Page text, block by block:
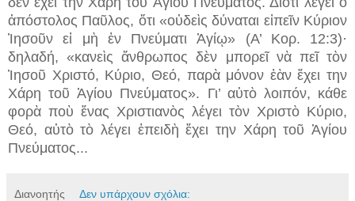
ἀπόστολος Παῦλος, ὅτι «οὐδεὶς δύναται εἰπεῖν Κύριον
Ἰησοῦν εἰ μὴ ἐν Πνεύματι Ἁγίῳ» (Α’ Κορ. 12:3)·
δηλαδή, «κανεὶς ἄνθρωπος δὲν μπορεῖ νὰ πεῖ τὸν
Ἰησοῦ Χριστό, Κύριο, Θεό, παρὰ μόνον ἐὰν ἔχει την
Χάρη τοῦ Ἁγίου Πνεύματος». Γι’ αὐτὸ λοιπόν, κάθε
φορὰ ποὺ ἕνας Χριστιανὸς λέγει τὸν Χριστὸ Κύριο,
Θεό, αὐτὸ τὸ λέγει ἐπειδὴ ἔχει την Χάρη τοῦ Ἁγίου
Πνεύματος...
Διανοητής Δεν υπάρχουν σχόλια: